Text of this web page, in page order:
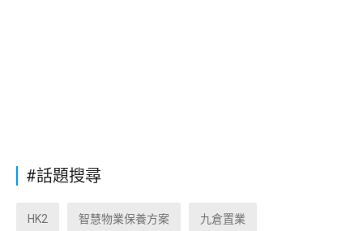
#話題搜尋
HK2 智慧物業保養方案 九倉置業